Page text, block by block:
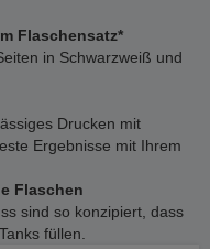
Flaschensatz*
in Schwarzweiß und
Drucken mit
Ergebnisse mit Ihrem
Flaschen
sind so konzipiert, dass
füllen.